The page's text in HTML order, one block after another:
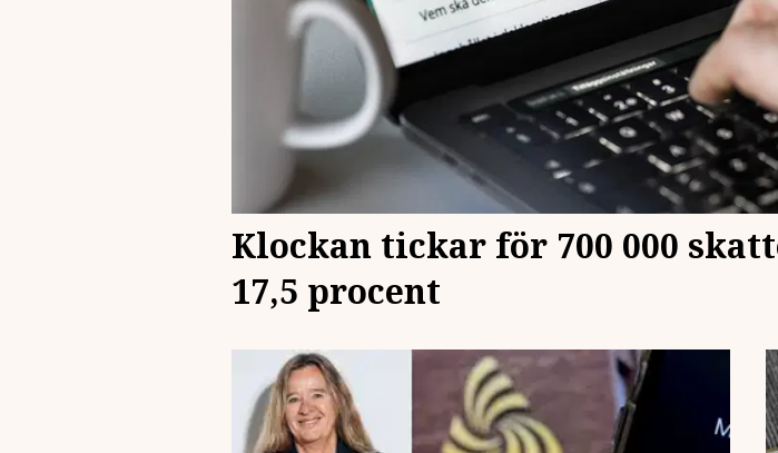
Klockan tickar för 700 000
17,5 procent